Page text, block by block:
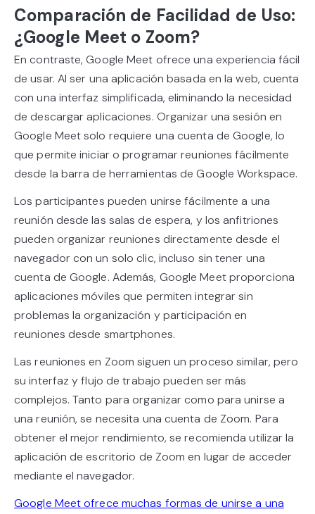
Comparación de Facilidad de Uso:
¿Google Meet o Zoom?
En contraste, Google Meet ofrece una experiencia fácil
de usar. Al ser una aplicación basada en la web, cuenta
con una interfaz simplificada, eliminando la necesidad
de descargar aplicaciones. Organizar una sesión en
Google Meet solo requiere una cuenta de Google, lo
que permite iniciar o programar reuniones fácilmente
desde la barra de herramientas de Google Workspace.
Los participantes pueden unirse fácilmente a una
reunión desde las salas de espera, y los anfitriones
pueden organizar reuniones directamente desde el
navegador con un solo clic, incluso sin tener una
cuenta de Google. Además, Google Meet proporciona
aplicaciones móviles que permiten integrar sin
problemas la organización y participación en
reuniones desde smartphones.
Las reuniones en Zoom siguen un proceso similar, pero
su interfaz y flujo de trabajo pueden ser más
complejos. Tanto para organizar como para unirse a
una reunión, se necesita una cuenta de Zoom. Para
obtener el mejor rendimiento, se recomienda utilizar la
aplicación de escritorio de Zoom en lugar de acceder
mediante el navegador.
Google Meet ofrece muchas formas de unirse a una